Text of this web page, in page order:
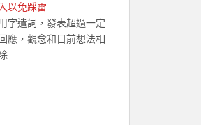
以免踩雷
字遣詞，發表超過一定
應，觀念和目前想法相